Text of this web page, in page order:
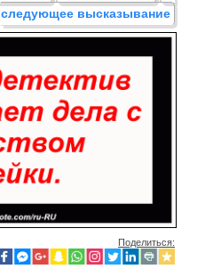
следующее высказывание
Поделиться: